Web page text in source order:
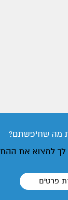
מה שחיפשתם?
לך למצוא את
פרטים